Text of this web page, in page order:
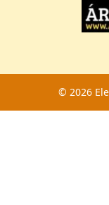
© 2026